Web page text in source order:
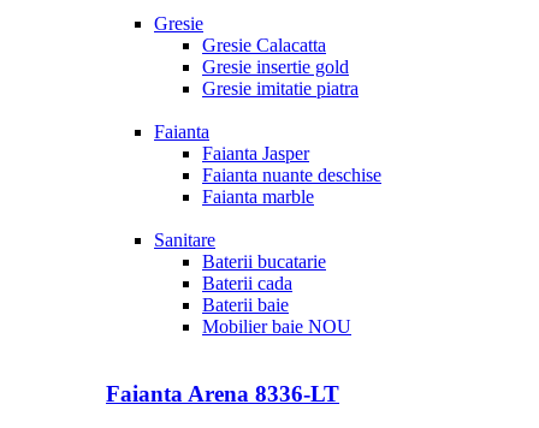
Gresie
Gresie Calacatta
Gresie insertie gold
Gresie imitatie piatra
Faianta
Faianta Jasper
Faianta nuante deschise
Faianta marble
Sanitare
Baterii bucatarie
Baterii cada
Baterii baie
Mobilier baie NOU
Faianta Arena 8336-LT